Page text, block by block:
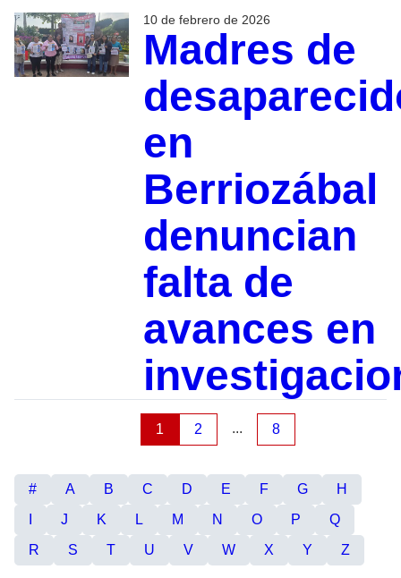
10 de febrero de 2026
Madres de
en
Berriozábal
denuncian
falta de
avances en
1 2 ... 8
# A B C D E F G
H
J K L M N O P
Q
R
S T U V W X Y Z